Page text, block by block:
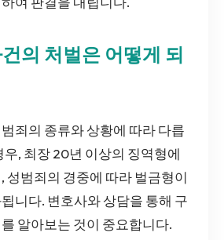
의 처벌은 어떻게 되
죄의 종류와 상황에 따라 다릅
우, 최장 20년 이상의 징역형에
성범죄의 경중에 따라 벌금형이
니다. 변호사와 상담을 통해 구
알아보는 것이 중요합니다.